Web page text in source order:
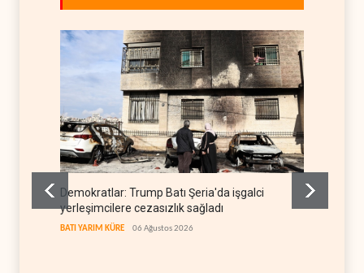
Demokratlar: Trump Batı Şeria'da işgalci
yerleşimcilere cezasızlık sağladı
BATI YARIM KÜRE 06 Ağustos 2026